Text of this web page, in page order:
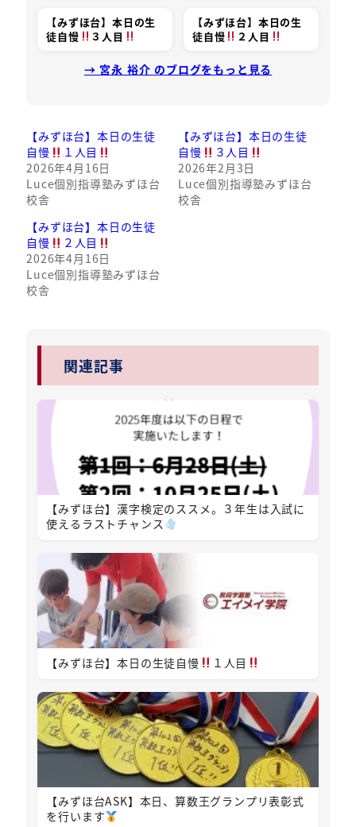
【みずほ台】本日の生
徒自慢
３人目
【みずほ台】本日の生
徒自慢
２人目
→ 宮永 裕介 のブログをもっと見る
【みずほ台】本日の生徒
自慢
１人目
2026年4月16日
Luce個別指導塾みずほ台
校舎
【みずほ台】本日の生徒
自慢
３人目
2026年2月3日
Luce個別指導塾みずほ台
校舎
【みずほ台】本日の生徒
自慢
２人目
2026年4月16日
Luce個別指導塾みずほ台
校舎
関連記事
【みずほ台】漢字検定のススメ。３年生は入試に
使えるラストチャンス
【みずほ台】本日の生徒自慢 １人目
【みずほ台ASK】本日、算数王グランプリ表彰式
を行います